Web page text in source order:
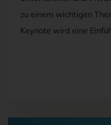
zu einem wichtigen
Keynote wird eine